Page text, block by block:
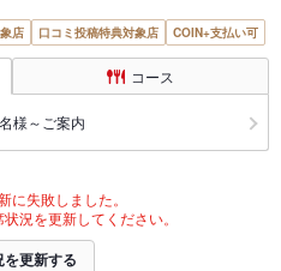
店 口コミ投稿特典対象店 COIN+支払い可
コース
様～ご案内
に失敗しました。
況を更新してください。
を更新する